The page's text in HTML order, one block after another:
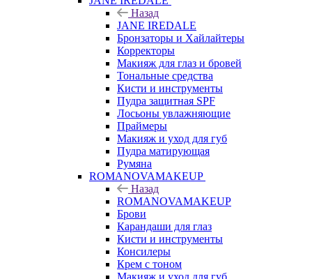
Назад
JANE IREDALE
Бронзаторы и Хайлайтеры
Корректоры
Макияж для глаз и бровей
Тональные средства
Кисти и инструменты
Пудра защитная SPF
Лосьоны увлажняющие
Праймеры
Макияж и уход для губ
Пудра матирующая
Румяна
ROMANOVAMAKEUP
Назад
ROMANOVAMAKEUP
Брови
Карандаши для глаз
Кисти и инструменты
Консилеры
Крем с тоном
Макияж и уход для губ